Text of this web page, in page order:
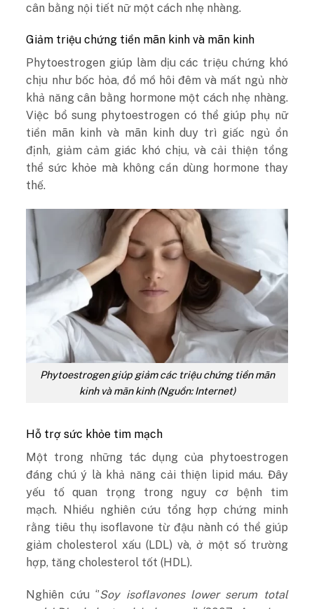
cân bằng nội tiết nữ một cách nhẹ nhàng.
Giảm triệu chứng tiền mãn kinh và mãn kinh
Phytoestrogen giúp làm dịu các triệu chứng khó
chịu như bốc hỏa, đổ mồ hôi đêm và mất ngủ nhờ
khả năng cân bằng hormone một cách nhẹ nhàng.
Việc bổ sung phytoestrogen có thể giúp phụ nữ
tiền mãn kinh và mãn kinh duy trì giấc ngủ ổn
định, giảm cảm giác khó chịu, và cải thiện tổng
thể sức khỏe mà không cần dùng hormone thay
thế.
Phytoestrogen giúp giảm các triệu chứng tiền mãn
kinh và mãn kinh (Nguồn: Internet)
Hỗ trợ sức khỏe tim mạch
Một trong những tác dụng của phytoestrogen
đáng chú ý là khả năng cải thiện lipid máu. Đây
yếu tố quan trọng trong nguy cơ bệnh tim
mạch. Nhiều nghiên cứu tổng hợp chứng minh
rằng tiêu thụ isoflavone từ đậu nành có thể giúp
giảm cholesterol xấu (LDL) và, ở một số trường
hợp, tăng cholesterol tốt (HDL).
Nghiên cứu ‘’Soy isoflavones lower serum total